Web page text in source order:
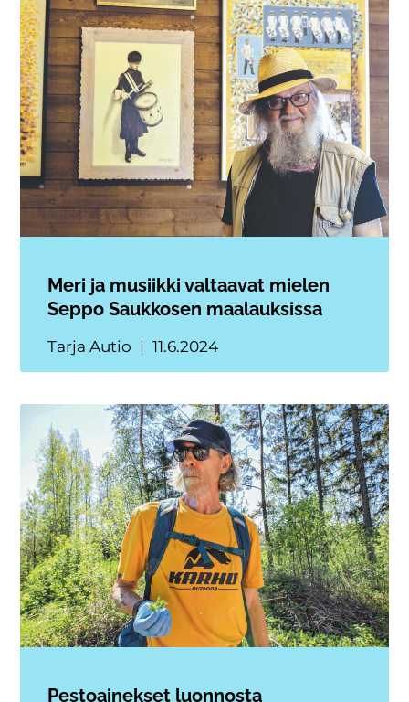
Meri ja musiikki valtaavat mielen
Seppo Saukkosen maalauksissa
Tarja Autio 11.6.2024
Pestoainekset luonnosta